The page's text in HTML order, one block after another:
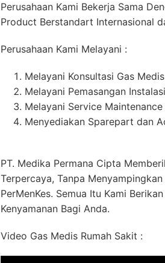
Perusahaan Kami Bekerja Sama
Product Berstandart Internasional
Perusahaan Kami Melayani :
Melayani Konsultasi Gas Medis
Melayani Pemasangan
Melayani Service
Menyediakan Sparepart dan
PT. Medika Permana Cipta
Terpercaya, Tanpa
PerMenKes. Semua Itu Kami
Kenyamanan Bagi Anda.
Video Gas Medis Rumah Sakit :